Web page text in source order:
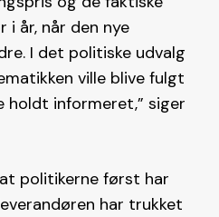
i år, når den nye
I det politiske udvalg
ville blive fulgt
informeret,” siger
politikerne først har
har trukket